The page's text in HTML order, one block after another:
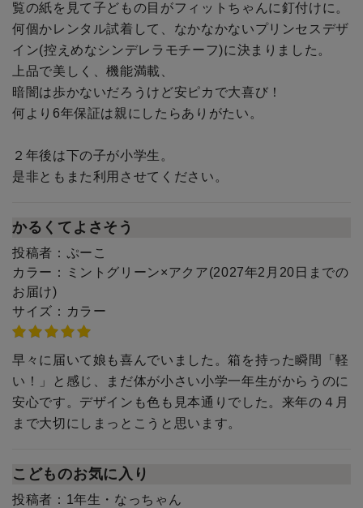
覧の紙を見て子どもの目がフィットちゃんに釘付けに。
何個かレンタル試着して、なかなかないプリンセスデザ
イン(控えめなシンデレラモチーフ)に決まりました。
上品で美しく、機能満載、
暗闇は歩かないだろうけど安ピカで大喜び！
何より6年保証は親にしたらありがたい。
２年後は下の子が小学生。
是非ともまた利用させてください。
かるくてよさそう
投稿者： ぷーこ
カラー：
ミントグリーン×アクア(2027年2月20日までの
お届け)
サイズ： カラー
早々に届いて娘も喜んでいました。箱を持った瞬間「軽
い！」と感じ、まだ体が小さい小学一年生がからうのに
安心です。デザインも色も見本通りでした。来年の４月
まで大切にしまっとこうと思います。
こどものお気に入り
投稿者： 1年生・なっちゃん